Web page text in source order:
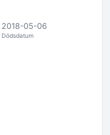
2018-05-06
Dödsdatum